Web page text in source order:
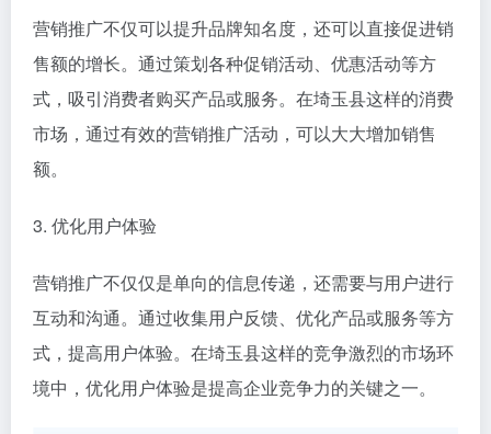
营销推广不仅可以提升品牌知名度，还可以直接促进销
售额的增长。通过策划各种促销活动、优惠活动等方
式，吸引消费者购买产品或服务。在埼玉县这样的消费
市场，通过有效的营销推广活动，可以大大增加销售
额。
3. 优化用户体验
营销推广不仅仅是单向的信息传递，还需要与用户进行
互动和沟通。通过收集用户反馈、优化产品或服务等方
式，提高用户体验。在埼玉县这样的竞争激烈的市场环
境中，优化用户体验是提高企业竞争力的关键之一。